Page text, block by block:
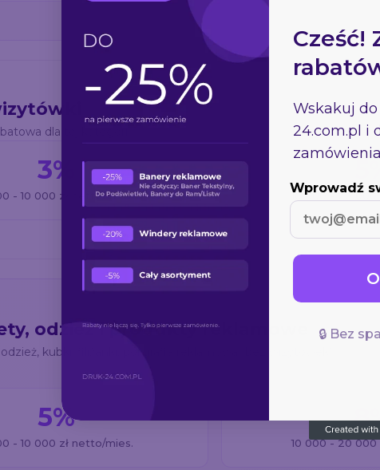
dla tej kategorii
3%
- 10 000 zł netto/mies. 10 000 - 20 000
odzież i produkty reklamowe
kubki, filiżanki, poligrafia reklamowa (bez wizytówek)
5%
- 10 000 zł netto/mies. 10 000 - 20 000
Cześć!
Wskakuj
24.com.pl i
Wprowadź
🔒 Bez